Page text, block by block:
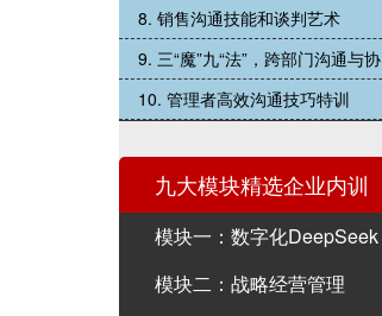
8. 销售沟通技能和谈判艺术
9. 三“魔”九“法”，跨部门沟通与协
10. 管理者高效沟通技巧特训
九大模块精选企业内训
模块一：数字化DeepSeek
模块二：战略经营管理